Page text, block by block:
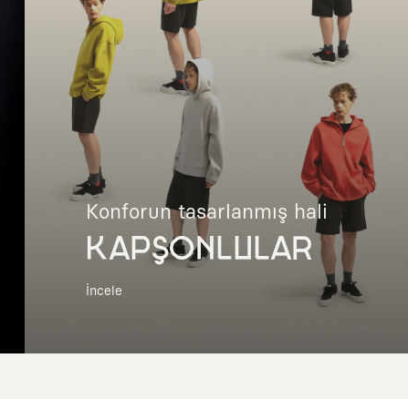
Konforun tasarlanmış hali
KAPŞONLULAR
İncele